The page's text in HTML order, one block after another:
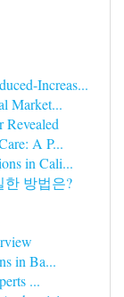
Increas...
Market...
A P...
in Cali...
방법은?
in Ba...
...